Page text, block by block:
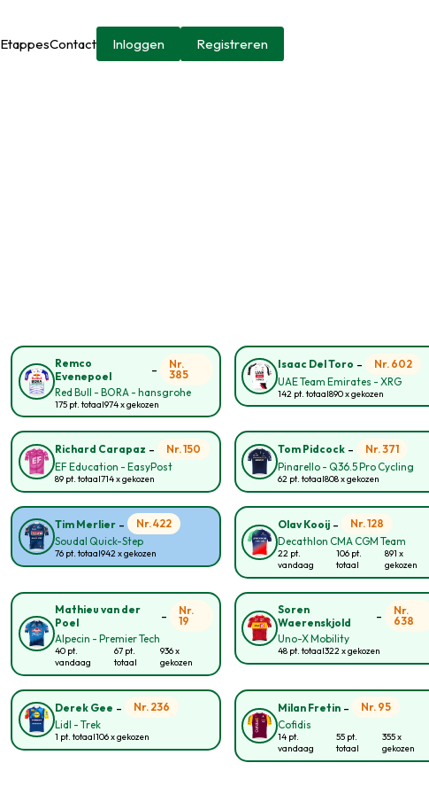
EtappesContact Inloggen Registreren
Remco
Evenepoel
-
Nr.
385
Red Bull - BORA - hansgrohe
175 pt. totaal974 x gekozen
Isaac Del Toro -
Nr. 602
UAE Team Emirates - XRG
142 pt. totaal890 x gekozen
Richard Carapaz -
Nr. 150
EF Education - EasyPost
89 pt. totaal714 x gekozen
Tom Pidcock-
Nr. 371
Pinarello - Q36.5 Pro Cycling
62 pt. totaal808 x gekozen
Tim Merlier-
Nr. 422
Soudal Quick-Step
76 pt. totaal942 x gekozen
Olav Kooij-
Nr. 128
Decathlon CMA CGM Team
22 pt.
vandaag
106 pt.
totaal
891 x
gekozen
Mathieu van der
Poel
-
Nr.
19
Alpecin - Premier Tech
40 pt.
vandaag
67 pt.
totaal
936 x
gekozen
Soren
Waerenskjold
-
Nr.
638
Uno-X Mobility
48 pt. totaal322 x gekozen
Derek Gee -
Nr. 236
Lidl - Trek
1 pt. totaal106 x gekozen
Milan Fretin-
Nr. 95
Cofidis
14 pt.
vandaag
55 pt.
totaal
355 x
gekozen